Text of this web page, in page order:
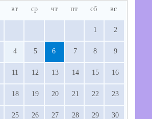
вт ср чт пт сб вс
1 2
4 5 6 7 8 9
11 12 13 14 15 16
18 19 20 21 22 23
25 26 27 28 29 30